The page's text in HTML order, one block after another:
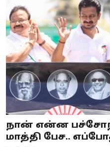
நான் என்ன
மாத்தி பேச..